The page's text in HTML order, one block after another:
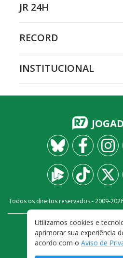
JR 24H
RECORD
INSTITUCIONAL
Todos os direitos reservados - 2009-
FALE CONOSCO
TERMOS E
Utilizamos cookies e
aprimorar sua experiência
acordo com o Aviso de